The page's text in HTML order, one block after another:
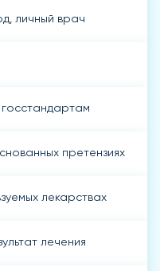
личный врач
претензиях
лекарствах
лечения